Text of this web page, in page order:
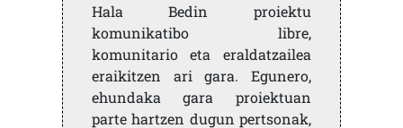
Hala Bedin proiektu
komunikatibo libre,
komunitario eta eraldatzailea
eraikitzen ari gara. Egunero,
ehundaka gara proiektuan
parte hartzen dugun pertsonak,